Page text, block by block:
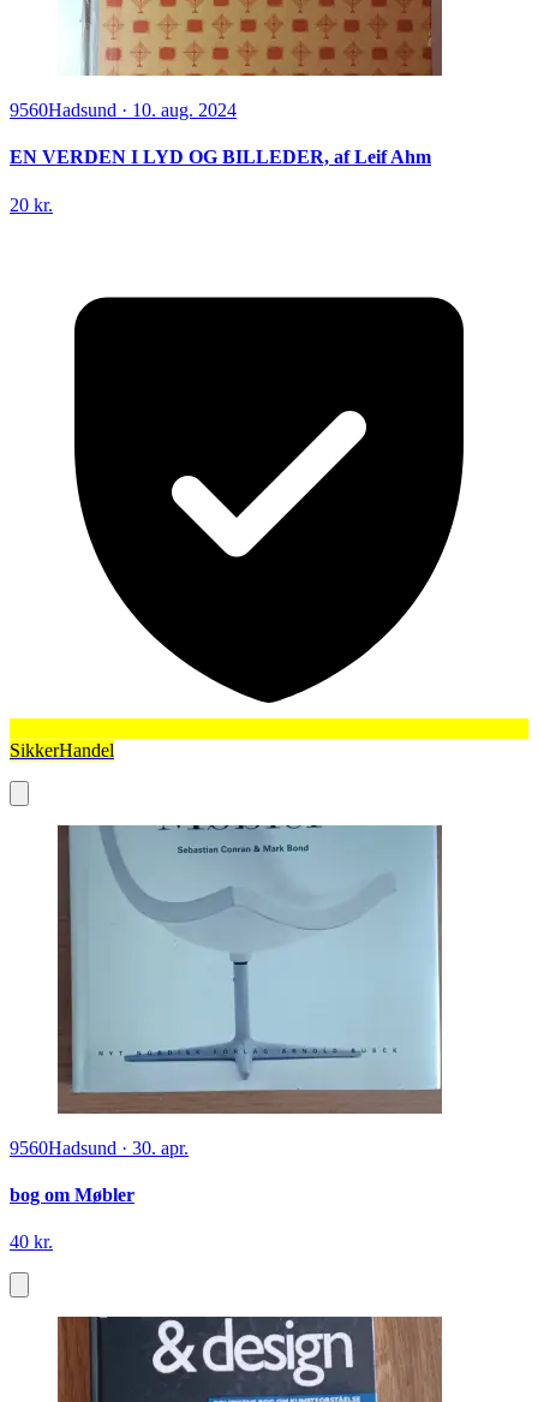
9560Hadsund · 10. aug. 2024
EN VERDEN I LYD OG BILLEDER, af Leif Ahm
20 kr.
SikkerHandel
9560Hadsund · 30. apr.
bog om Møbler
40 kr.